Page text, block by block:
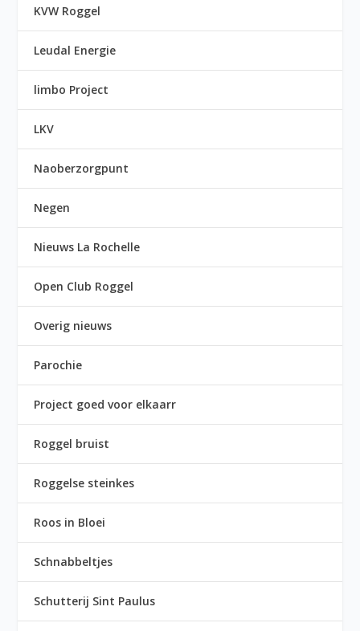
KVW Roggel
Leudal Energie
limbo Project
LKV
Naoberzorgpunt
Negen
Nieuws La Rochelle
Open Club Roggel
Overig nieuws
Parochie
Project goed voor elkaarr
Roggel bruist
Roggelse steinkes
Roos in Bloei
Schnabbeltjes
Schutterij Sint Paulus